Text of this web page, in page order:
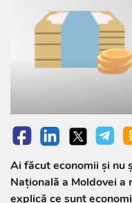
Ai făcut economii și nu
Națională a Moldovei a
explică ce sunt